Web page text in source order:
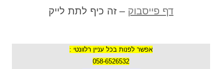
דף פייסבוק – זה כיף לתת לייק
אפשר לפנות בכל עניין רלוונטי :
058-6526532